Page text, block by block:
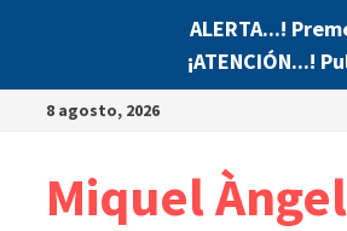
ALERTA...!
¡ATENCIÓN...!
Saltar8 agosto, 2026
Miquel